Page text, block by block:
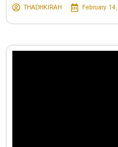
THADHKIRAH February